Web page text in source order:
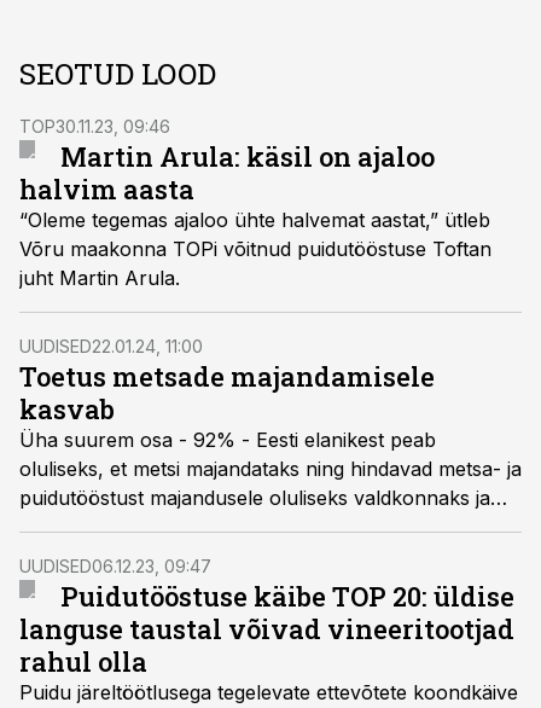
SEOTUD LOOD
TOP30.11.23, 09:46
Martin Arula: käsil on ajaloo
halvim aasta
“Oleme tegemas ajaloo ühte halvemat aastat,” ütleb
Võru maakonna TOPi võitnud puidutööstuse Toftan
juht Martin Arula.
UUDISED22.01.24, 11:00
Toetus metsade majandamisele
kasvab
Üha suurem osa - 92% - Eesti elanikest peab
oluliseks, et metsi majandataks ning hindavad metsa- ja
puidutööstust majandusele oluliseks valdkonnaks ja
tähtsaks tööandjaks, selgus uuringufirma Norstat läbi
viidud küsitlusest.
UUDISED06.12.23, 09:47
Puidutööstuse käibe TOP 20: üldise
languse taustal võivad vineeritootjad
rahul olla
Puidu järeltöötlusega tegelevate ettevõtete koondkäive